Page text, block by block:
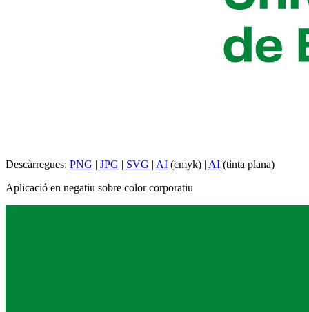
Descàrregues: PNG | JPG | SVG | AI (cmyk) | AI (tinta plana)
Aplicació en negatiu sobre color corporatiu